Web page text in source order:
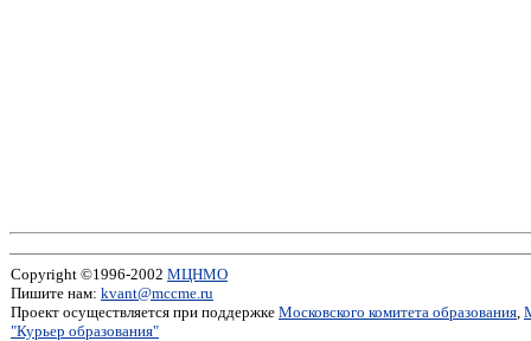
Copyright ©1996-2002 МЦНМО
Пишите нам: kvant@mccme.ru
Проект осуществляется при поддержке Московского комитета образования,
"Курьер образования"